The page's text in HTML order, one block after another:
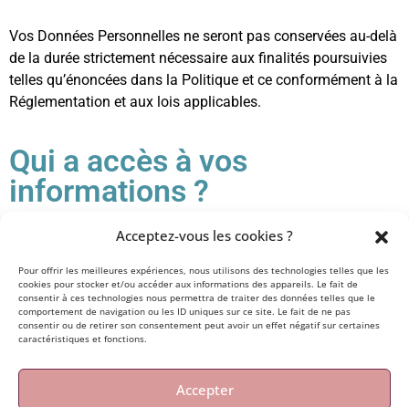
Acceptez-vous les cookies ?
Pour offrir les meilleures expériences, nous utilisons des technologies telles que les
cookies pour stocker et/ou accéder aux informations des appareils. Le fait de
consentir à ces technologies nous permettra de traiter des données telles que le
comportement de navigation ou les ID uniques sur ce site. Le fait de ne pas
consentir ou de retirer son consentement peut avoir un effet négatif sur certaines
caractéristiques et fonctions.
Accepter
Vos Données Personnelles ne seront pas conservées au-delà
de la durée strictement nécessaire aux finalités poursuivies
telles qu’énoncées dans la Politique et ce conformément à la
Réglementation et aux lois applicables.
Qui a accès à vos
informations ?
Pour traiter les statistiques, nous utilisons des outils Google
sont susceptibles de déposer des cookies « tiers » sur vos
terminaux. Cependant, il est important de noter que ces
données sont anonymisées.